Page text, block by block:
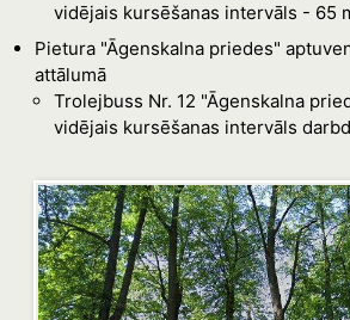
vidējais kursēšanas intervāls - 65
Pietura "Āgenskalna priedes"
attālumā
Trolejbuss Nr. 12 "Āgenskalna
vidējais kursēšanas intervāls